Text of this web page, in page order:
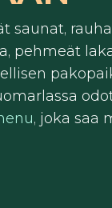
saunat,
pehmeät
, joka saa